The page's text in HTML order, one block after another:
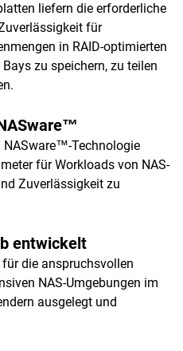
liefern die erforderliche
für
in RAID-optimierten
zu speichern, zu teilen
NASware™-Technologie
für Workloads von NAS-
Zuverlässigkeit zu
entwickelt
die anspruchsvollen
NAS-Umgebungen im
ausgelegt und